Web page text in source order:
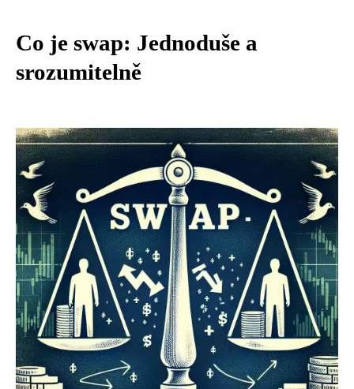
Co je swap: Jednoduše a
srozumitelně